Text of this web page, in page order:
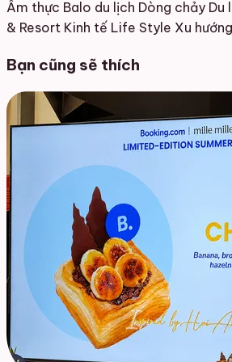
Ẩm thực Balo du lịch Dòng chảy Du
& Resort Kinh tế Life Style Xu hướng
Bạn cũng sẽ thích